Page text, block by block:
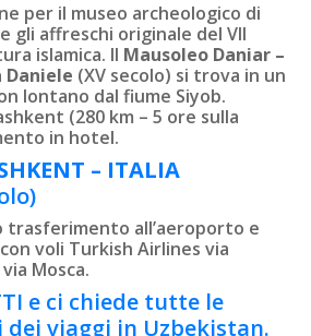
per il museo archeologico di
gli affreschi originale del VII
islamica. Il Mausoleo Daniar –
(XV secolo) si trova in un
lontano dal fiume Siyob.
(280 km – 5 ore sulla
in hotel.
– ITALIA
all’aeroporto e
voli Turkish Airlines via
Mosca.
e ci chiede tutte le
viaggi in Uzbekistan.